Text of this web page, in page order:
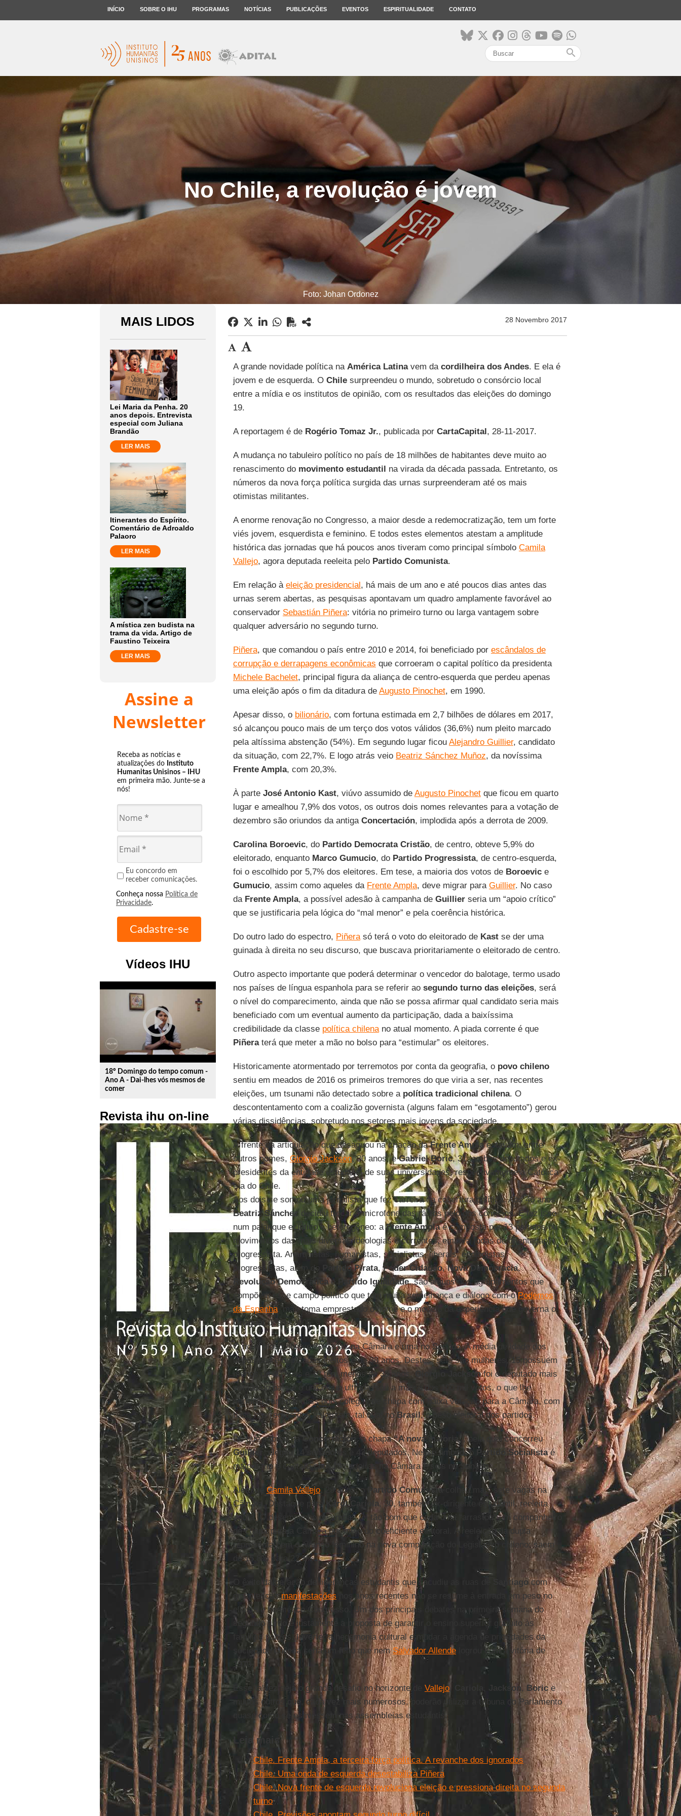
INÍCIO SOBRE O IHU PROGRAMAS NOTÍCIAS PUBLICAÇÕES EVENTOS ESPIRITUALIDADE CONTATO
search
No Chile, a revolução é jovem
Foto: Johan Ordonez
MAIS LIDOS
Lei Maria da Penha. 20
anos depois. Entrevista
especial com Juliana
Brandão
LER MAIS
Itinerantes do Espírito.
Comentário de Adroaldo
Palaoro
LER MAIS
A mística zen budista na
trama da vida. Artigo de
Faustino Teixeira
LER MAIS
Assine a
Newsletter
Receba as notícias e
atualizações do Instituto
Humanitas Unisinos – IHU
em primeira mão. Junte-se a
nós!
Eu concordo em
receber comunicações.
Conheça nossa Política de
Privacidade.
Vídeos IHU
play_circle_outline
18º Domingo do tempo comum -
Ano A - Dai-lhes vós mesmos de
comer
Revista ihu on-line
28 Novembro 2017
A grande novidade política na América Latinavem da cordilheira dos Andes. E ela é
jovem e de esquerda. O Chilesurpreendeu o mundo, sobretudo o consórcio local
entre a mídia e os institutos de opinião, com os resultados das eleições do domingo
19.
A reportagem é de Rogério Tomaz Jr., publicada por CartaCapital, 28-11-2017.
A mudança no tabuleiro político no país de 18 milhões de habitantes deve muito ao
renascimento do movimento estudantil na virada da década passada. Entretanto, os
números da nova força política surgida das urnas surpreenderam até os mais
otimistas militantes.
A enorme renovação no Congresso, a maior desde a redemocratização, tem um forte
viés jovem, esquerdista e feminino. E todos estes elementos atestam a amplitude
histórica das jornadas que há poucos anos tiveram como principal símbolo Camila
Vallejo, agora deputada reeleita pelo Partido Comunista.
Em relação à eleição presidencial, há mais de um ano e até poucos dias antes das
urnas serem abertas, as pesquisas apontavam um quadro amplamente favorável ao
conservador Sebastián Piñera: vitória no primeiro turno ou larga vantagem sobre
qualquer adversário no segundo turno.
Piñera, que comandou o país entre 2010 e 2014, foi beneficiado por escândalos de
corrupção e derrapagens econômicas que corroeram o capital político da presidenta
Michele Bachelet, principal figura da aliança de centro-esquerda que perdeu apenas
uma eleição após o fim da ditadura de Augusto Pinochet, em 1990.
Apesar disso, o bilionário, com fortuna estimada em 2,7 bilhões de dólares em 2017,
só alcançou pouco mais de um terço dos votos válidos (36,6%) num pleito marcado
pela altíssima abstenção (54%). Em segundo lugar ficou Alejandro Guillier, candidato
da situação, com 22,7%. E logo atrás veio Beatriz Sánchez Muñoz, da novíssima
Frente Ampla, com 20,3%.
À parte José Antonio Kast, viúvo assumido de Augusto Pinochetque ficou em quarto
lugar e amealhou 7,9% dos votos, os outros dois nomes relevantes para a votação de
dezembro são oriundos da antiga Concertación, implodida após a derrota de 2009.
Carolina Boroevic, do Partido Democrata Cristão, de centro, obteve 5,9% do
eleitorado, enquanto Marco Gumucio, do Partido Progressista, de centro-esquerda,
foi o escolhido por 5,7% dos eleitores. Em tese, a maioria dos votos de Boroevice
Gumucio, assim como aqueles da Frente Ampla, deve migrar para Guillier. No caso
da Frente Ampla, a possível adesão à campanha de Guillierseria um “apoio crítico”
que se justificaria pela lógica do “mal menor” e pela coerência histórica.
Do outro lado do espectro, Piñerasó terá o voto do eleitorado de Kastse der uma
guinada à direita no seu discurso, que buscava prioritariamente o eleitorado de centro.
Outro aspecto importante que poderá determinar o vencedor do balotage, termo usado
nos países de língua espanhola para se referir ao segundo turno das eleições, será
o nível do comparecimento, ainda que não se possa afirmar qual candidato seria mais
beneficiado com um eventual aumento da participação, dada a baixíssima
credibilidade da classe política chilenano atual momento. A piada corrente é que
Piñeraterá que meter a mão no bolso para “estimular” os eleitores.
Historicamente atormentado por terremotos por conta da geografia, o povo chileno
sentiu em meados de 2016 os primeiros tremores do que viria a ser, nas recentes
eleições, um tsunami não detectado sobre a política tradicional chilena. O
descontentamento com a coalizão governista (alguns falam em “esgotamento”) gerou
várias dissidências, sobretudo nos setores mais jovens da sociedade.
À frente da articulação que desaguou na criação daFrente Amplaestavam, entre
outros nomes, Giorgio Jackson, 30 anos, eGabriel Boric, 31, ambos deputados e ex-
presidentes da entidade estudantil de suas universidades, respectivamente a Católica
e a do Chile.
Aos dois se somou uma jornalista que fez carreira na cobertura política. Aos 46 anos,
Beatriz Sánchez decidiu trocar o microfone das rádios pelo dos comícios. E fez isso
num palanque eclético e heterogêneo: aFrente Amplaé composta por 13 partidos ou
movimentos das mais diversas ideologias e correntes, embora todas de orientação
progressista. Anarquistas, humanistas, socialistas, liberais, ecologistas,
progressistas, além do
Partido Pirata, Poder Cidadão,Nova Democracia,
Revolução Democráticae Partido Igualdade, são alguns dos agrupamentos que
compõem esse campo político que tem muita semelhança e diálogo com oPodemos
da Espanha, mas toma emprestado o nome e o modelo da experiência que governa o
Uruguaidesde 2005.
O novo bloco obteve 20 vagas na Câmara e uma no Senado. A média de idade dos
deputados e deputadas eleitos é de 38 anos. Destes, sete são mulheres, 15 possuem
menos de 40 anos e 13 têm menos de 35 anos.Giorgio Jacksonfoi o deputado mais
votado do país e o único que ultrapassou a marca dos 100 mil votos, o que lhe
permitiu carregar mais dois colegas de chapa com baixa votação para a Câmara, com
base nas regras que valorizam, tal qual noBrasil, o peso eleitoral dos partidos.
Do que sobrou daConcertación , a chapa“A nova maioria” , pela qual concorreu
Guillier
, elegeu 14 senadores e 43 deputados. Nesse âmbito, o Partido Socialistaé
majoritário e contará com 18 cadeiras na Câmara e seis no Senado.
Além de Camila Vallejo, 29 anos, o Partido Comunistacolheu mais sete vagas na
Câmara. Destaque para
Karol Cariola, 30, também ex-dirigente estudantil, reeleita
agora. O desempenho de ambas foi tão bom que cada uma “arrastou” um companheiro
de chapa para a Câmara por meio do coeficiente eleitoral. A reeleição da dupla
representa bem o avanço feminino na nova composição do Legislativo chileno: saem
de 15,8% para 22,5%.
O êxito da geração de lideranças estudantis que sacudiu as ruas de Santiagocom
gigantescasmanifestações nos anos recentes não se resume à entrada em peso no
elitista e hermético Congresso. Um dos principais debates na primeira semana do
segundo turno é justamente a proposta de garantir o ensino superior gratuito às
famílias pobres. Inverter a hegemonia cultural e mudar a agenda de prioridades da
sociedade chilena seria um feito que nemSalvador Allendelogrou com a vitória de
1970.
Esse talvez seja o grande desafio no horizonte de Vallejo, Jackson, Borice
muitos outros que, cada vez mais numerosos, poderão utilizar a tribuna do Parlamento
quase como se estivessem nas assembleias estudantis.
Leia mais
Chile. Frente Ampla, a terceira força política. A revanche dos ignorados
Chile. Uma onda de esquerda desestabiliza Piñera
Chile. Nova frente de esquerda revoluciona eleição e pressiona direita no segunda
turno